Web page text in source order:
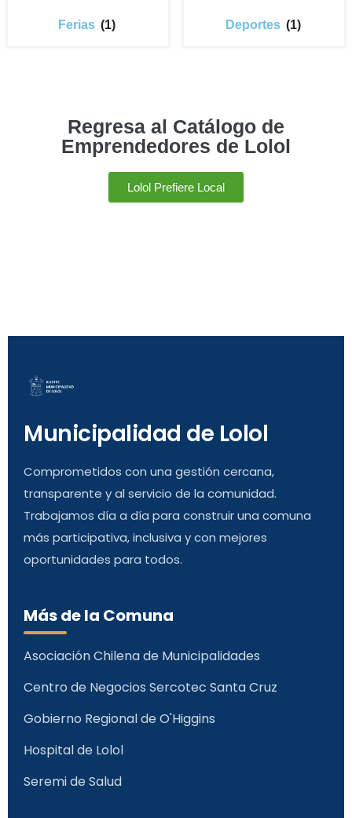
Ferias (1) Deportes (1)
Regresa al Catálogo de
Emprendedores de Lolol
Lolol Prefiere Local
Municipalidad de Lolol
Comprometidos con una gestión cercana,
transparente y al servicio de la comunidad.
Trabajamos día a día para construir una comuna
más participativa, inclusiva y con mejores
oportunidades para todos.
Más de la Comuna
Asociación Chilena de Municipalidades
Centro de Negocios Sercotec Santa Cruz
Gobierno Regional de O'Higgins
Hospital de Lolol
Seremi de Salud